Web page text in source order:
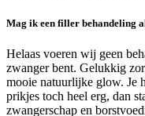
Mag ik een filler behandeling
Helaas voeren wij geen
zwanger bent. Gelukkig
mooie natuurlijke glow. Je
prikjes toch heel erg, dan
zwangerschap en